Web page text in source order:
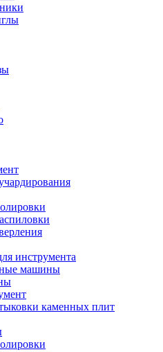
инструмента
машины
каменных плит